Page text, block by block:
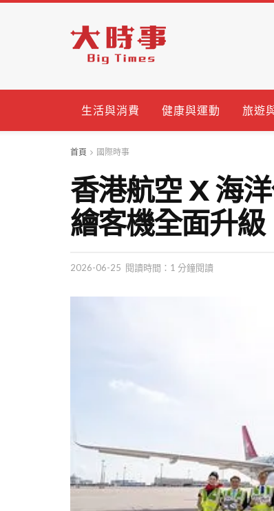
生活與消費 健康與運動 旅遊
首頁 國際時事
香港航空 X 海
繪客機全面升級
2026-06-25 閱讀時間：1 分鐘閱讀